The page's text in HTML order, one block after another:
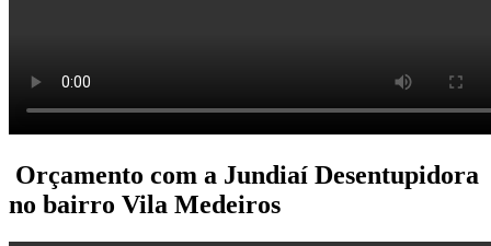
Orçamento com a Jundiaí Desentupidora
no bairro Vila Medeiros